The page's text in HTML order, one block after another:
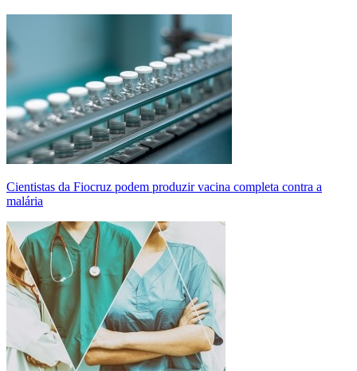
Cientistas da Fiocruz podem produzir vacina completa contra a
malária